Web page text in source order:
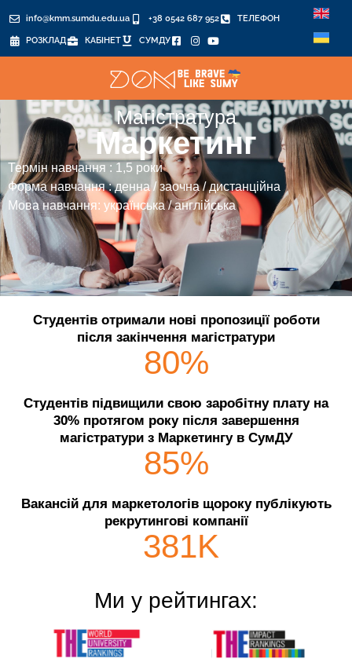
info@kmm.sumdu.edu.ua +38 0542 687 952 ТЕЛЕФОН
РОЗКЛАД КАБІНЕТ СУМДУ
Магістратура
Маркетинг
Термін навчання : 1,5 роки
Форма навчання : денна / заочна / дистанційна
Мова навчання: українська / англійська
Студентів отримали нові пропозиції роботи
після закінчення магістратури
80%
Студентів підвищили свою заробітну плату на
30% протягом року після завершення
магістратури з Маркетингу в СумДУ
85%
Вакансій для маркетологів щороку публікують
рекрутингові компанії
381K
Ми у рейтингах: